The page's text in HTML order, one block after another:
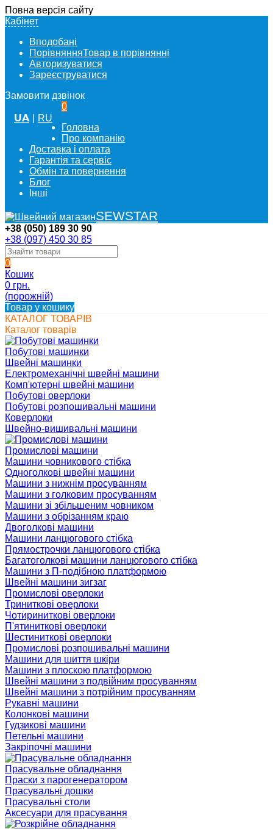
Повна версія сайту
Кабінет
Вподобані
ПорівнянняТовар в порівнянні
Авторизуватися
Зареєструватися
Замовити дзвінок
UA RU
0
Головна
Про компанію
Доставка і оплата
Гарантія та сервіс
Обмін та повернення
Блог
Інші
SEWSTAR
+38 (050) 189 30 90
+38 (097) 450 30 85
0
Кошик
0 грн.
(порожній)
Товар у кошику
КАТАЛОГ ТОВАРІВ
Каталог товарів
Побутові машинки
Швейні машинки
Електромеханічні швейні машини
Комп'ютерні швейні машини
Побутові оверлоки
Побутові розпошивальні машини
Коверлоки
Швейно-вишивальні машини
Промислові машини
Машини човникового стібка
Одноголкові швейні машини
Машини з нижнім просуванням
Машини з голковим просуванням
Машини зі збільшеним човником
Машини з обрізанням краю
Двоголкові машини
Машини ланцюгового стібка
Прямострочки ланцюгового стібка
Багатоголкові машини ланцюгового стібка
Машини з П-подібною платформою
Швейні машини зигзаг
Промислові оверлоки
Триниткові оверлоки
Чотириниткові оверлоки
П'ятиниткові оверлоки
Шестиниткові оверлоки
Промислові розпошивальні машини
Машини для шиття шкіри
Машини з плоскою платформою
Швейні машини з подвійним просуванням
Швейні машини з потрійним просуванням
Рукавні машини
Колонкові машини
Гудзикові машини
Петельні машини
Закріпочні машини
Прасувальне обладнання
Праски з парогенератором
Прасувальні дошки
Прасувальні столи
Аксесуари для прасування